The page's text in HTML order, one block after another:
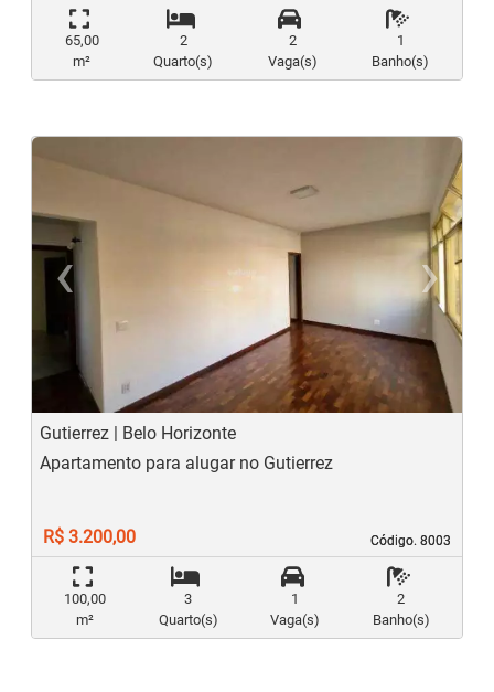
65,00
m²
2
Quarto(s)
2
Vaga(s)
1
Banho(s)
‹
Previous
›
Gutierrez | Belo Horizonte
Código. 8003
Código. 8003
Apartamento para alugar no Gutierrez
R$ 3.200,00
100,00
m²
3
Quarto(s)
1
Vaga(s)
2
Banho(s)